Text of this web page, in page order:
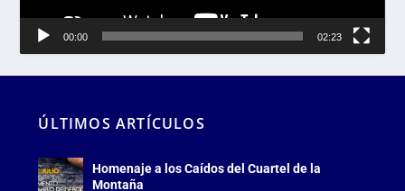
00:00 02:23
ÚLTIMOS ARTÍCULOS
Homenaje a los Caídos del Cuartel de la
Montaña